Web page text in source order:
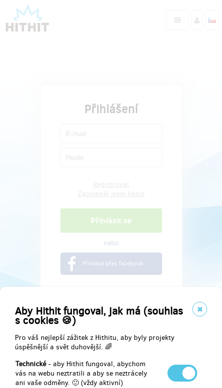
Aby Hithit fungoval, jak má (souhlas
s cookies 🍪)
Pro váš nejlepší zážitek z Hithitu, aby byly projekty
úspěšnější a svět duhovější. 🌈
Technické- aby Hithit fungoval, abychom
vás na webu neztratili a aby se neztrácely
ani vaše odměny. 🙂 (vždy aktivní)
Přihlášení
nebo
Přihlásit přes facebook